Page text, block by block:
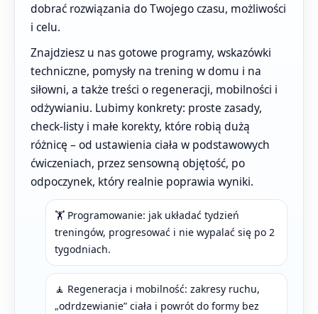
dobrać rozwiązania do Twojego czasu, możliwości
i celu.
Znajdziesz u nas gotowe programy, wskazówki
techniczne, pomysły na trening w domu i na
siłowni, a także treści o regeneracji, mobilności i
odżywianiu. Lubimy konkrety: proste zasady,
check-listy i małe korekty, które robią dużą
różnicę – od ustawienia ciała w podstawowych
ćwiczeniach, przez sensowną objętość, po
odpoczynek, który realnie poprawia wyniki.
🏋️ Programowanie: jak układać tydzień
treningów, progresować i nie wypalać się po 2
tygodniach.
🧘 Regeneracja i mobilność: zakresy ruchu,
„odrdzewianie” ciała i powrót do formy bez